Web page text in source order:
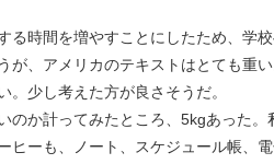
る時間を増やすことにしたため、学
が、アメリカのテキストはとても重
。少し考えた方が良さそうだ。
のか計ってみたところ、5kgあった
ヒーも、ノート、スケジュール帳、